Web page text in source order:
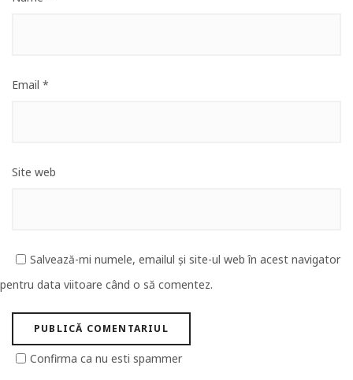
Email *
Site web
Salvează-mi numele, emailul și site-ul web în acest navigator
pentru data viitoare când o să comentez.
Confirma ca nu esti spammer